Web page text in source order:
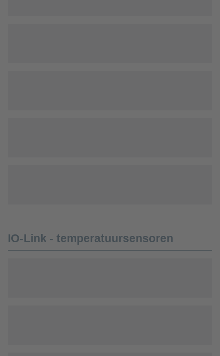
IO-Link - temperatuursensoren